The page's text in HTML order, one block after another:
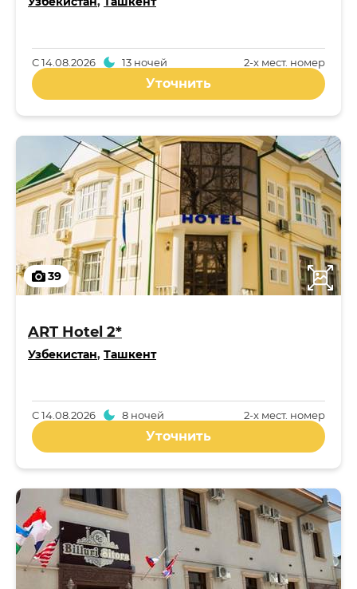
2-x мест. номер
С14.08.2026 13 ночей
Уточнить
39
ART Hotel 2*
Узбекистан, Ташкент
2-x мест. номер
С14.08.2026 8 ночей
Уточнить